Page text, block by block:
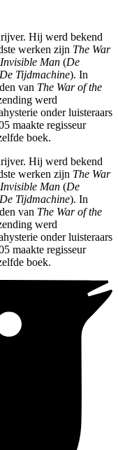
Hij werd bekend
werken zijn The War
Man (De
De Tijdmachine). In
van The War of the
werd
onder luisteraars
maakte regisseur
boek.
Hij werd bekend
werken zijn The War
Man (De
De Tijdmachine). In
van The War of the
werd
onder luisteraars
maakte regisseur
boek.